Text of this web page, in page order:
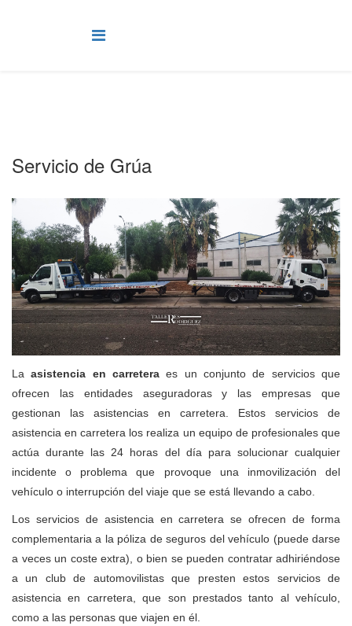
Servicio de Grúa
Laasistencia en carretera es un conjunto de servicios que
ofrecen las entidades aseguradoras y las empresas que
gestionan las asistencias en carretera. Estos servicios de
asistencia en carretera los realiza un equipo de profesionales que
actúa durante las 24 horas del día para solucionar cualquier
incidente o problema que provoque una inmovilización del
vehículo o interrupción del viaje que se está llevando a cabo.
Los servicios de asistencia en carretera se ofrecen de forma
complementaria a la póliza de seguros del vehículo (puede darse
a veces un coste extra), o bien se pueden contratar adhiriéndose
a un club de automovilistas que presten estos servicios de
asistencia en carretera, que son prestados tanto al vehículo,
como a las personas que viajen en él.